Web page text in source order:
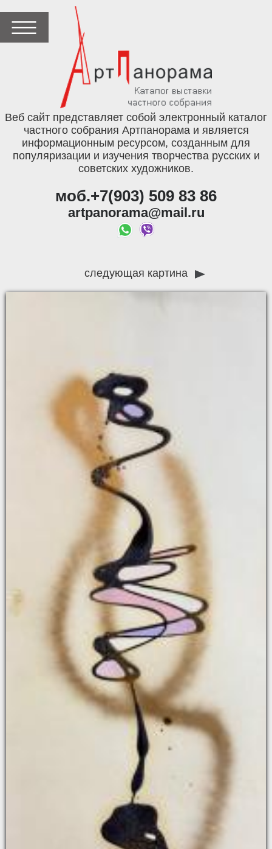
Веб сайт представляет собой электронный каталог
частного собрания Артпанорама и является
информационным ресурсом, созданным для
популяризации и изучения творчества русских и
советских художников.
моб.+7(903) 509 83 86
artpanorama@mail.ru
следующая картина